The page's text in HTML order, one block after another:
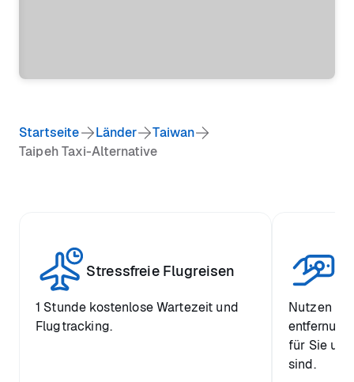
Startseite Länder
Taiwan
Taipeh Taxi-Alternative
Stressfreie Flugreisen
1 Stunde kostenlose Wartezeit und
Flugtracking.
Nutzen
für Sie
sind.